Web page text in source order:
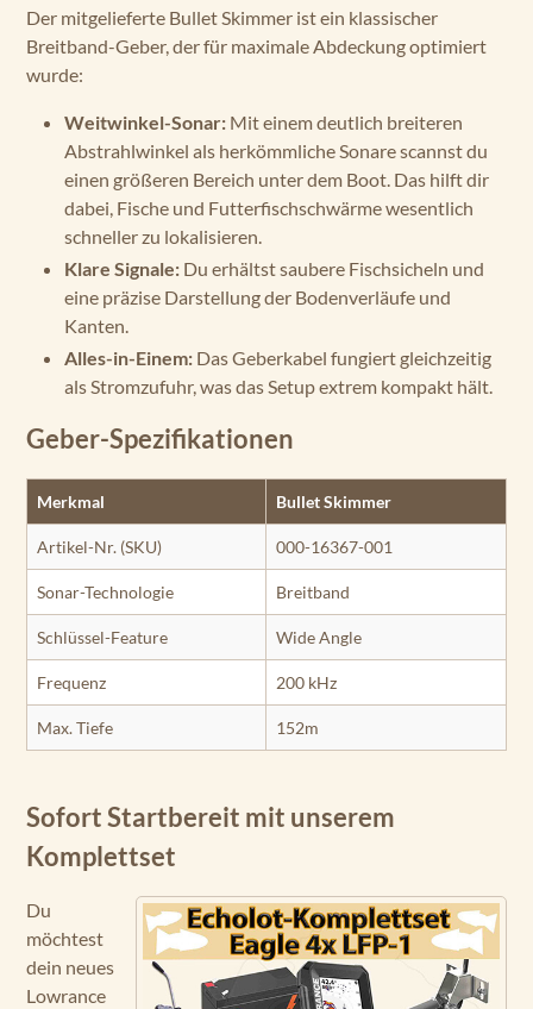
Der mitgelieferte Bullet Skimmer ist ein klassischer
Breitband-Geber, der für maximale Abdeckung optimiert
wurde:
Weitwinkel-Sonar: Mit einem deutlich breiteren
Abstrahlwinkel als herkömmliche Sonare scannst du
einen größeren Bereich unter dem Boot. Das hilft dir
dabei, Fische und Futterfischschwärme wesentlich
schneller zu lokalisieren.
Klare Signale: Du erhältst saubere Fischsicheln und
eine präzise Darstellung der Bodenverläufe und
Kanten.
Alles-in-Einem: Das Geberkabel fungiert gleichzeitig
als Stromzufuhr, was das Setup extrem kompakt hält.
Geber-Spezifikationen
Merkmal Bullet Skimmer
Artikel-Nr. (SKU) 000-16367-001
Sonar-Technologie Breitband
Schlüssel-Feature Wide Angle
Frequenz 200 kHz
Max. Tiefe 152m
Sofort Startbereit mit unserem
Komplettset
Du
möchtest
dein neues
Lowrance